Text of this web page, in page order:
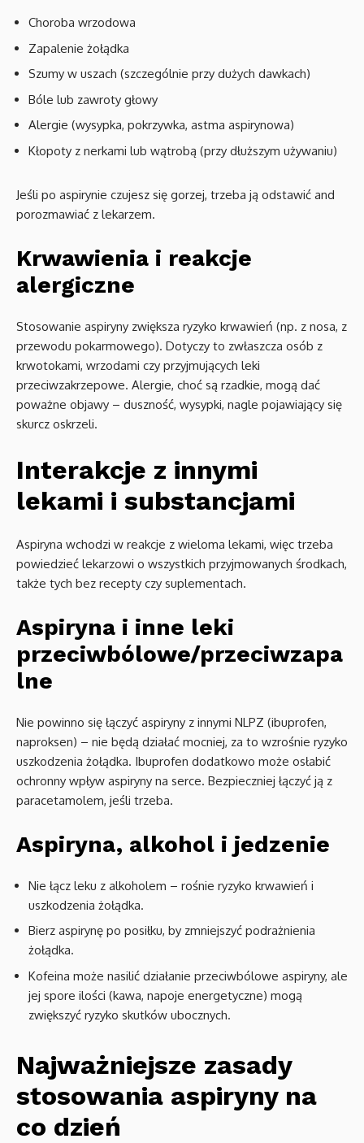
Choroba wrzodowa
Zapalenie żołądka
Szumy w uszach (szczególnie przy dużych dawkach)
Bóle lub zawroty głowy
Alergie (wysypka, pokrzywka, astma aspirynowa)
Kłopoty z nerkami lub wątrobą (przy dłuższym używaniu)
Jeśli po aspirynie czujesz się gorzej, trzeba ją odstawić and
porozmawiać z lekarzem.
Krwawienia i reakcje
alergiczne
Stosowanie aspiryny zwiększa ryzyko krwawień (np. z nosa, z
przewodu pokarmowego). Dotyczy to zwłaszcza osób z
krwotokami, wrzodami czy przyjmujących leki
przeciwzakrzepowe. Alergie, choć są rzadkie, mogą dać
poważne objawy – duszność, wysypki, nagle pojawiający się
skurcz oskrzeli.
Interakcje z innymi
lekami i substancjami
Aspiryna wchodzi w reakcje z wieloma lekami, więc trzeba
powiedzieć lekarzowi o wszystkich przyjmowanych środkach,
także tych bez recepty czy suplementach.
Aspiryna i inne leki
przeciwbólowe/przeciwzapa
lne
Nie powinno się łączyć aspiryny z innymi NLPZ (ibuprofen,
naproksen) – nie będą działać mocniej, za to wzrośnie ryzyko
uszkodzenia żołądka. Ibuprofen dodatkowo może osłabić
ochronny wpływ aspiryny na serce. Bezpieczniej łączyć ją z
paracetamolem, jeśli trzeba.
Aspiryna, alkohol i jedzenie
Nie łącz leku z alkoholem – rośnie ryzyko krwawień i
uszkodzenia żołądka.
Bierz aspirynę po posiłku, by zmniejszyć podrażnienia
żołądka.
Kofeina może nasilić działanie przeciwbólowe aspiryny, ale
jej spore ilości (kawa, napoje energetyczne) mogą
zwiększyć ryzyko skutków ubocznych.
Najważniejsze zasady
stosowania aspiryny na
co dzień